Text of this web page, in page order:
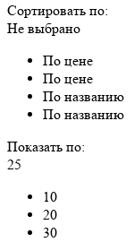
Сортировать по:
Не выбрано
По цене
По цене
По названию
По названию
Показать по:
25
10
20
30